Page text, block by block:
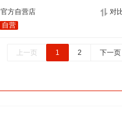
官方自营店
对
自营
上一页 1 2 下一页